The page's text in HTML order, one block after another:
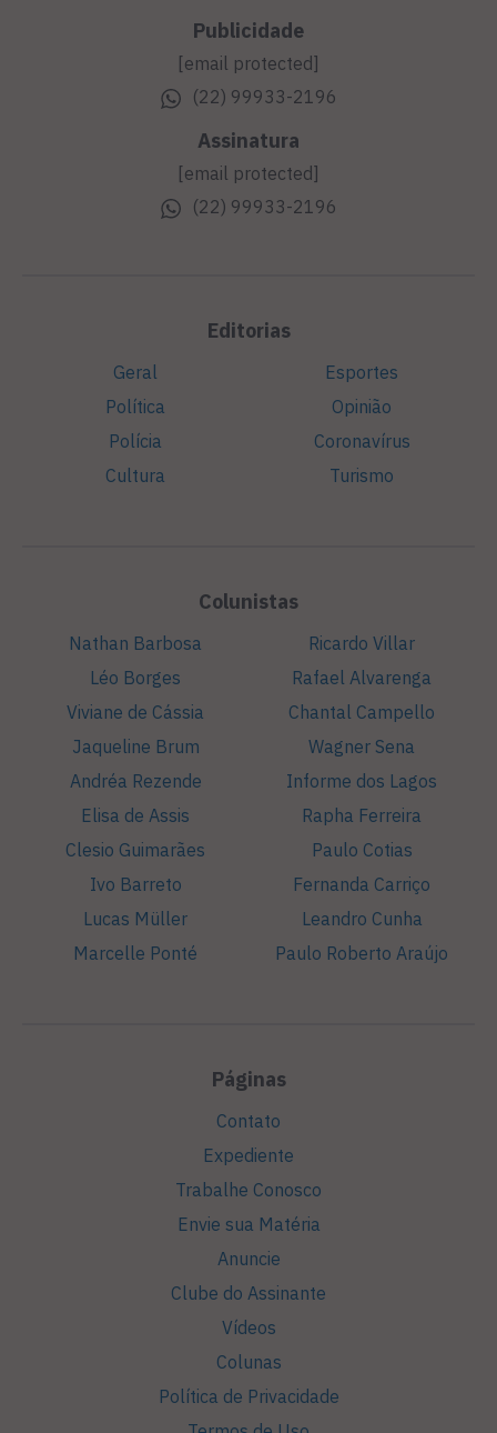
Publicidade
[email protected]
(22) 99933-2196
Assinatura
[email protected]
(22) 99933-2196
Editorias
Geral
Política
Polícia
Cultura
Esportes
Opinião
Coronavírus
Turismo
Colunistas
Nathan Barbosa
Léo Borges
Viviane de Cássia
Jaqueline Brum
Andréa Rezende
Elisa de Assis
Clesio Guimarães
Ivo Barreto
Lucas Müller
Marcelle Ponté
Ricardo Villar
Rafael Alvarenga
Chantal Campello
Wagner Sena
Informe dos Lagos
Rapha Ferreira
Paulo Cotias
Fernanda Carriço
Leandro Cunha
Paulo Roberto Araújo
Páginas
Contato
Expediente
Trabalhe Conosco
Envie sua Matéria
Anuncie
Clube do Assinante
Vídeos
Colunas
Política de Privacidade